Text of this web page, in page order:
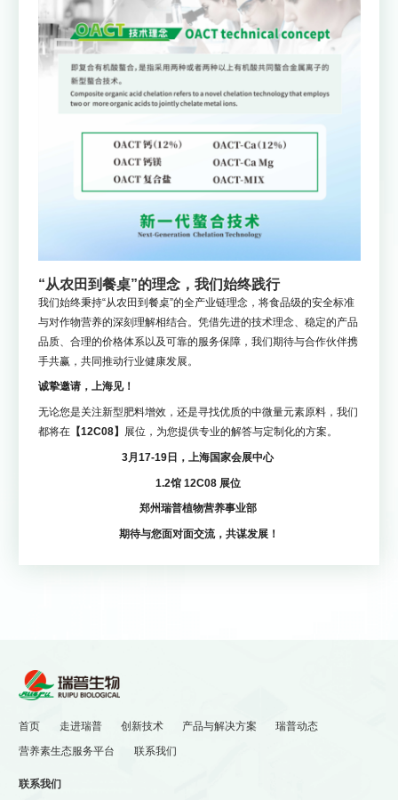
“从农田到餐桌”的理念，我们始终践行
我们始终秉持“从农田到餐桌”的全产业链理念，将食品级的安全标准
与对作物营养的深刻理解相结合。凭借先进的技术理念、稳定的产品
品质、合理的价格体系以及可靠的服务保障，我们期待与合作伙伴携
手共赢，共同推动行业健康发展。
诚挚邀请，上海见！
无论您是关注新型肥料增效，还是寻找优质的中微量元素原料，我们
都将在【12C08】 展位，为您提供专业的解答与定制化的方案。
3月17-19日，上海国家会展中心
1.2馆 12C08 展位
郑州瑞普植物营养事业部
期待与您面对面交流，共谋发展！
会抢先看
首页 走进瑞普 创新技术 产品与解决方案
瑞普动态
营养素生态服务平台
联系我们
联系我们